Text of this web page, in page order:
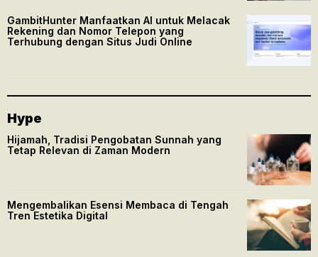
GambitHunter Manfaatkan AI untuk Melacak
Rekening dan Nomor Telepon yang
Terhubung dengan Situs Judi Online
Hype
Hijamah, Tradisi Pengobatan Sunnah yang
Tetap Relevan di Zaman Modern
Mengembalikan Esensi Membaca di Tengah
Tren Estetika Digital